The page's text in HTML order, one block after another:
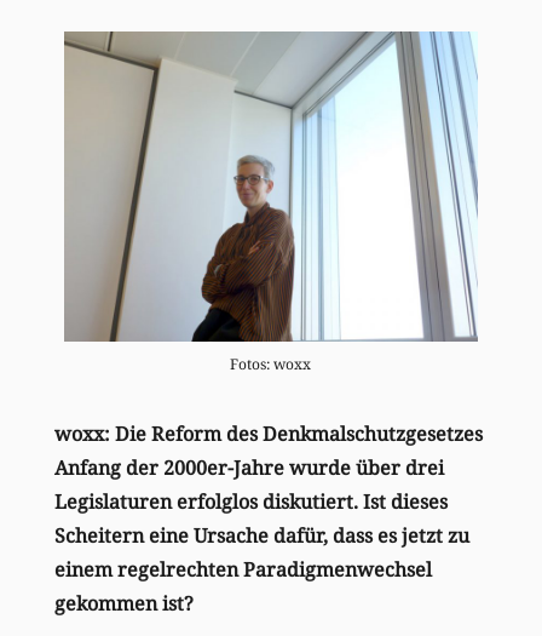
Fotos: woxx
woxx: Die Reform des Denkmalschutzgesetzes
Anfang der 2000er-Jahre wurde über drei
Legislaturen erfolglos diskutiert. Ist dieses
Scheitern eine Ursache dafür, dass es jetzt zu
einem regelrechten Paradigmenwechsel
gekommen ist?